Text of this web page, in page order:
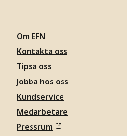
Om EFN
Kontakta oss
Tipsa oss
Jobba hos oss
Kundservice
Medarbetare
Pressrum